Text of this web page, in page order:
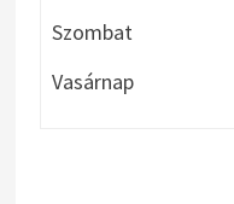
Szombat
Vasárnap